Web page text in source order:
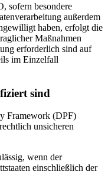
sofern besondere
außerdem
haben, erfolgt die
Maßnahmen
erforderlich sind auf
im Einzelfall
sind
Framework (DPF)
unsicheren
wenn der
einschließlich der